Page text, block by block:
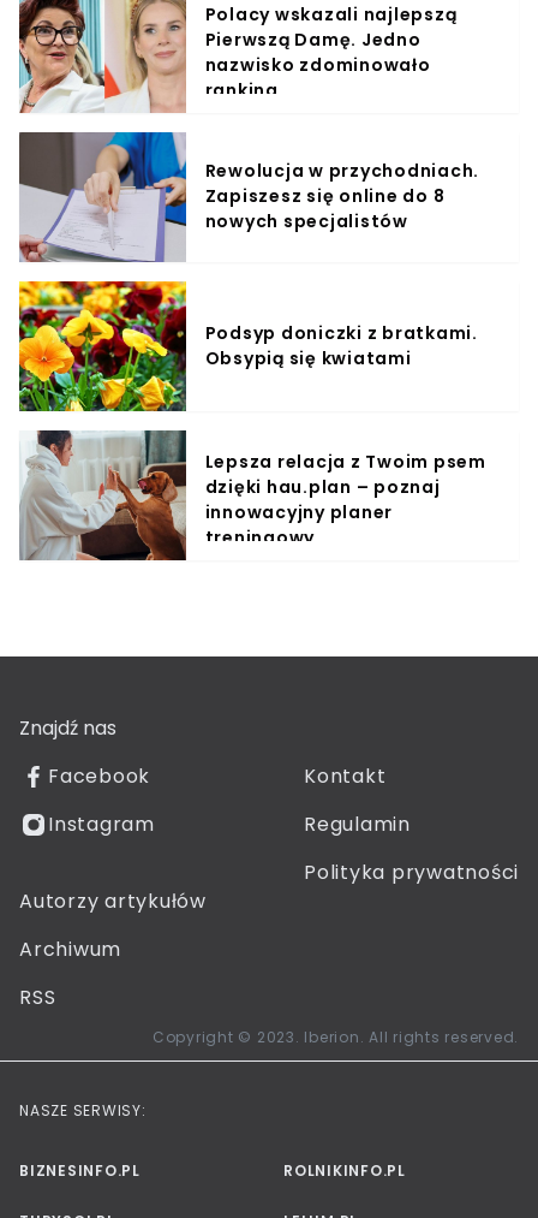
Polacy wskazali najlepszą
Pierwszą Damę. Jedno
nazwisko zdominowało
ranking
Rewolucja w przychodniach.
Zapiszesz się online do 8
nowych specjalistów
Podsyp doniczki z bratkami.
Obsypią się kwiatami
Lepsza relacja z Twoim psem
dzięki hau.plan – poznaj
innowacyjny planer
treningowy
Znajdź nas
Facebook
Instagram
Kontakt
Regulamin
Polityka prywatności
Autorzy artykułów
Archiwum
RSS
Copyright © 2023. Iberion. All rights reserved.
NASZE SERWISY:
BIZNESINFO.PL ROLNIKINFO.PL